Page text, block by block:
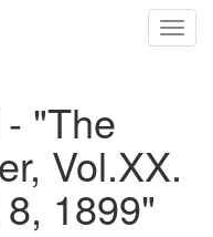
"The
Vol.XX.
1899"